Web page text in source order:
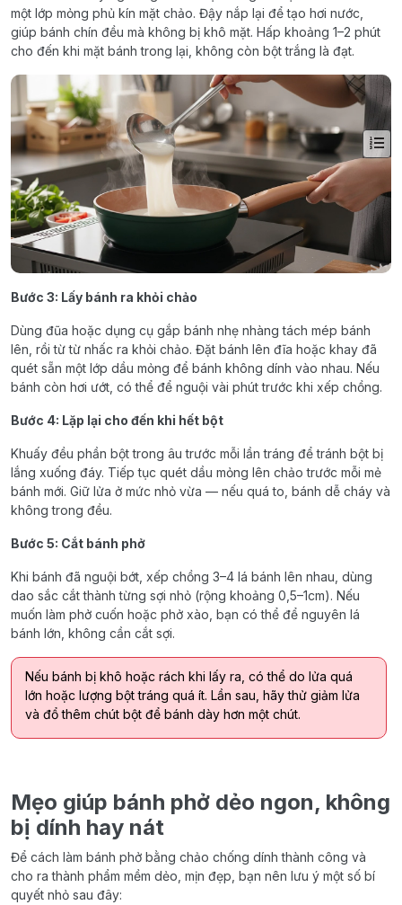
một lớp mỏng phủ kín mặt chảo. Đậy nắp lại để tạo hơi nước,
giúp bánh chín đều mà không bị khô mặt. Hấp khoảng 1–2 phút
cho đến khi mặt bánh trong lại, không còn bột trắng là đạt.
Bước 3: Lấy bánh ra khỏi chảo
Dùng đũa hoặc dụng cụ gắp bánh nhẹ nhàng tách mép bánh
lên, rồi từ từ nhấc ra khỏi chảo. Đặt bánh lên đĩa hoặc khay đã
quét sẵn một lớp dầu mỏng để bánh không dính vào nhau. Nếu
bánh còn hơi ướt, có thể để nguội vài phút trước khi xếp chồng.
Bước 4: Lặp lại cho đến khi hết bột
Khuấy đều phần bột trong âu trước mỗi lần tráng để tránh bột bị
lắng xuống đáy. Tiếp tục quét dầu mỏng lên chảo trước mỗi mẻ
bánh mới. Giữ lửa ở mức nhỏ vừa — nếu quá to, bánh dễ cháy và
không trong đều.
Bước 5: Cắt bánh phở
Khi bánh đã nguội bớt, xếp chồng 3–4 lá bánh lên nhau, dùng
dao sắc cắt thành từng sợi nhỏ (rộng khoảng 0,5–1cm). Nếu
muốn làm phở cuốn hoặc phở xào, bạn có thể để nguyên lá
bánh lớn, không cần cắt sợi.
Nếu bánh bị khô hoặc rách khi lấy ra, có thể do lửa quá
lớn hoặc lượng bột tráng quá ít. Lần sau, hãy thử giảm lửa
và đổ thêm chút bột để bánh dày hơn một chút.
Mẹo giúp bánh phở dẻo ngon, không
bị dính hay nát
Để cách làm bánh phở bằng chảo chống dính thành công và
cho ra thành phẩm mềm dẻo, mịn đẹp, bạn nên lưu ý một số bí
quyết nhỏ sau đây: